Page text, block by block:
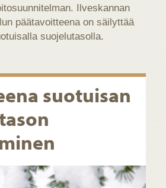
Ilveskannan
päätavoitteena on säilyttää
suojelutasolla.
suotuisan